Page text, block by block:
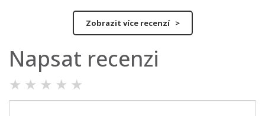
Zobrazit více recenzí >
Napsat recenzi
★ ★ ★ ★ ★